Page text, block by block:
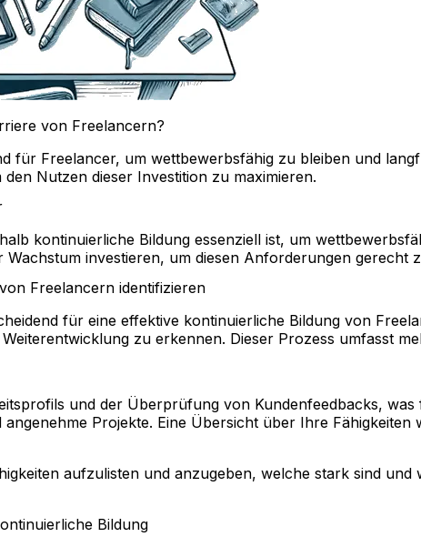
von Freelancern?
für Freelancer, um wettbewerbsfähig zu bleiben und
Nutzen dieser Investition zu maximieren.
kontinuierliche Bildung essenziell ist, um
investieren, um diesen Anforderungen gerecht
Freelancern identifizieren
für eine effektive kontinuierliche Bildung von
zu erkennen. Dieser Prozess umfasst
und der Überprüfung von Kundenfeedbacks,
Projekte. Eine Übersicht über Ihre
aufzulisten und anzugeben, welche stark sind
Bildung